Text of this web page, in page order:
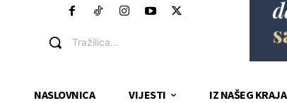
Tražilica...
NASLOVNICA VIJESTI IZ NAŠEG KRAJA